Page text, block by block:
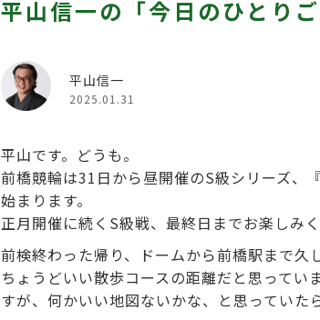
平山信一の「今日のひとり
平山信一
2025.01.31
平山です。どうも。
前橋競輪は31日から昼開催のS級シリーズ
始まります。
正月開催に続くS級戦、最終日までお楽しみく
前検終わった帰り、ドームから前橋駅まで久
ちょうどいい散歩コースの距離だと思って
すが、何かいい地図ないかな、と思っていた